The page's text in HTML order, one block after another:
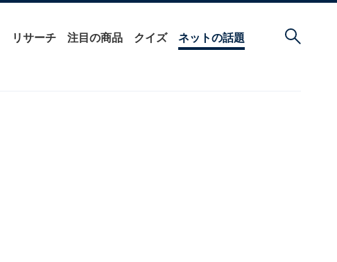
リサーチ 注目の商品 クイズ ネットの話題